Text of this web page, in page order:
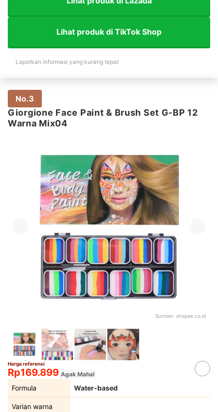
Lihat produk di TikTok Shop
Laporkan informasi yang kurang tepat
No.3
Giorgione Face Paint & Brush Set G-BP 12
Warna Mix04
Sumber: shopee.co.id
Harga referensi
Rp169.899 Agak Mahal
Formula Water-based
Varian warna